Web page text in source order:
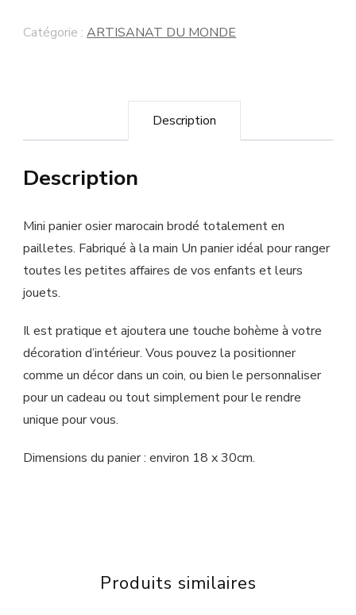
Catégorie : ARTISANAT DU MONDE
Description
Description
Mini panier osier marocain brodé totalement en
pailletes. Fabriqué à la main Un panier idéal pour ranger
toutes les petites affaires de vos enfants et leurs
jouets.
Il est pratique et ajoutera une touche bohème à votre
décoration d’intérieur. Vous pouvez la positionner
comme un décor dans un coin, ou bien le personnaliser
pour un cadeau ou tout simplement pour le rendre
unique pour vous.
Dimensions du panier : environ 18 x 30cm.
Produits similaires